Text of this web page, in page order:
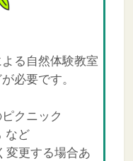
る自然体験教室
必要です。
クニック
など
変更する場合あ